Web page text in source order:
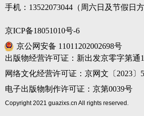
手机： 13522073044（周六日及节假日
京ICP备18051010号-6
京公网安备 11011202002698号
出版物经营许可证：新出发京零字第通
网络文化经营许可证：京网文〔2023〕
电子出版物制作许可证：京第0039号
Copyright 2021 guazixs.cn All rights reserved.